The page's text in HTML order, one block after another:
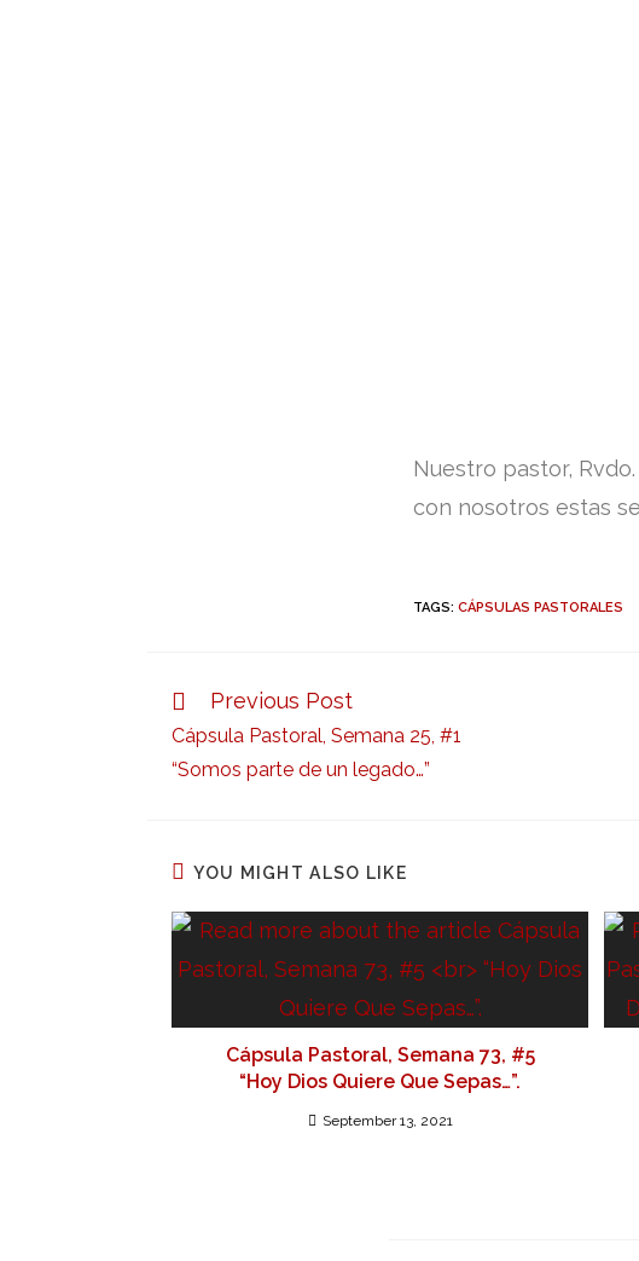
Nuestro pastor,
con nosotros estas
TAGS: CÁPSULAS PASTORALES
Previous Post
Cápsula Pastoral, Semana 25, #1
“Somos parte de un legado…”
YOU MIGHT ALSO LIKE
Cápsula Pastoral, Semana 73, #5
“Hoy Dios Quiere Que Sepas…”.
September 13, 2021